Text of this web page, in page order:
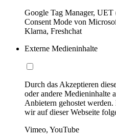
Google Tag Manager,
Consent Mode von
Klarna, Freshchat
Externe Medieninhalte
Durch das Akzeptieren
oder andere Medieninhalte
Anbietern gehostet
wir auf dieser Webseite
Vimeo, YouTube